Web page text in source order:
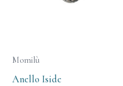
Momilù
Anello Iside